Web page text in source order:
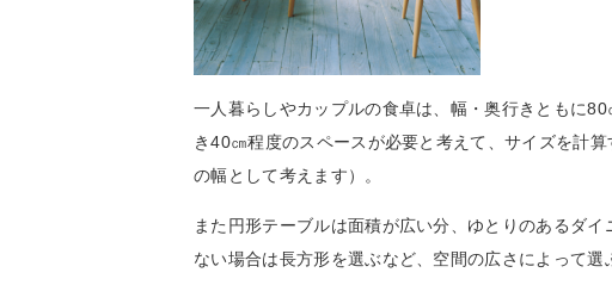
一人暮らしやカップルの食卓は、幅・奥行きともに
き40㎝程度のスペースが必要と考えて、サイズを計
の幅として考えます）。
また円形テーブルは面積が広い分、ゆとりのあるダ
ない場合は長方形を選ぶなど、空間の広さによって選